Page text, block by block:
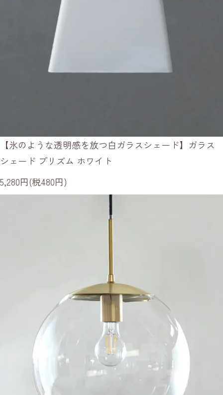
【氷のような透明感を放つ白ガラスシェード】ガラス
シェード プリズム ホワイト
5,280円(税480円)